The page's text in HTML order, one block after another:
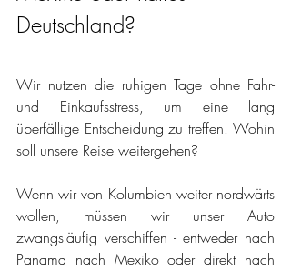
Deutschland?
Wir nutzen die ruhigen Tage ohne Fahr-
und Einkaufsstress, um eine lang
überfällige Entscheidung zu treffen. Wohin
soll unsere Reise weitergehen?
Wenn wir von Kolumbien weiter nordwärts
wollen, müssen wir unser Auto
zwangsläufig verschiffen - entweder nach
Panama nach Mexiko oder direkt nach